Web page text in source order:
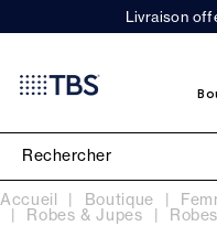
Livraison
Accueil Boutique
Robes & Jupes Robes